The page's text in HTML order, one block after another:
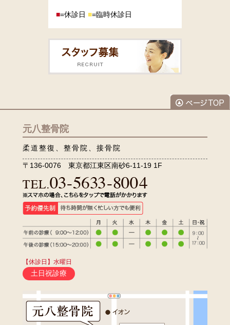
■=休診日 ■=臨時休診日
元八整骨院
柔道整復、整骨院、接骨院
〒136-0076 東京都江東区南砂6-11-19 1F
【休診日】水曜日
土日祝診療